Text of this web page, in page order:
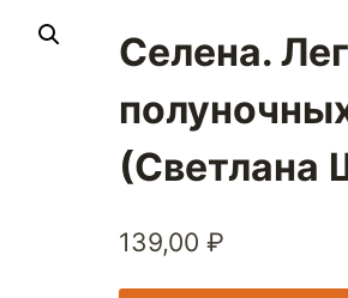
Селена.
(Светлана
139,00 ₽